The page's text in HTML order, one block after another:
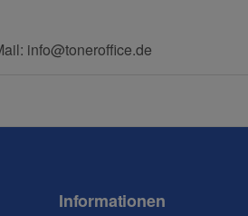
info@toneroffice.de
Informationen